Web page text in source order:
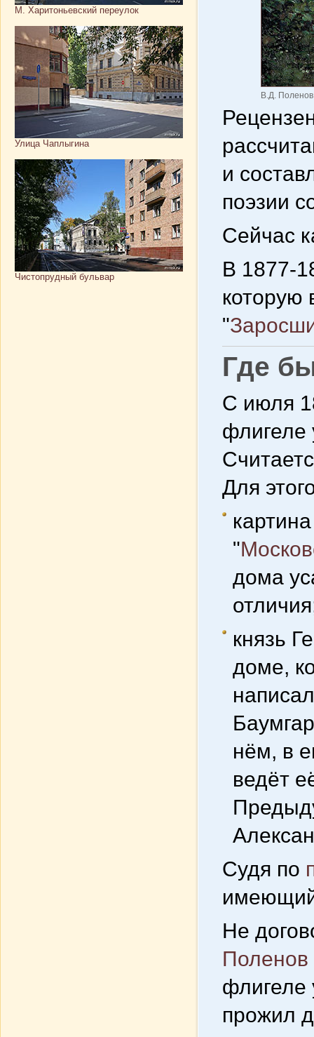
М. Харитоньевский переулок
Улица Чаплыгина
Чистопрудный бульвар
В.Д.
и
поэзии
Сейчас
В 1877-
которую
"
Где
С июля
флигеле
Для
"
дома
князь
доме,
нём, в
ведёт
Судя по
имеющий
Не
Поленов
флигеле
прожил